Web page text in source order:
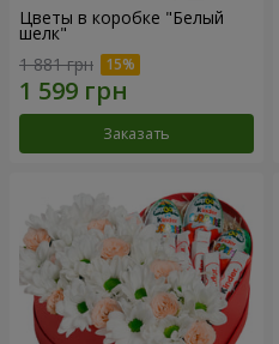
Цветы в коробке "Белый
шелк"
1 881 грн
Заказать